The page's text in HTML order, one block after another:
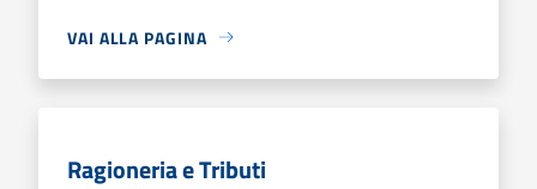
VAI ALLA PAGINA
Ragioneria e Tributi